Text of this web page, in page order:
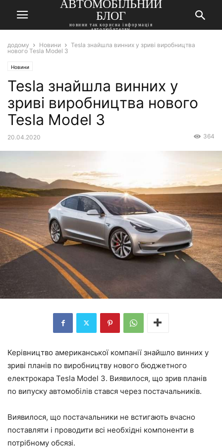
АВТОМОБІЛЬНИЙ
БЛОГ
новини так корисна інформація
автолюбителям
додому Новини
Tesla знайшла винних у зриві виробництва
нового Tesla Model 3
Новини
Tesla знайшла винних у
зриві виробництва нового
Tesla Model 3
20.04.2020 364
Керівництво американської компанії знайшло винних у
зриві планів по виробництву нового бюджетного
електрокара Tesla Model 3. Виявилося, що зрив планів
по випуску автомобілів стався через постачальників.
Виявилося, що постачальники не встигають вчасно
поставляти і проводити всі необхідні компоненти в
потрібному обсязі.